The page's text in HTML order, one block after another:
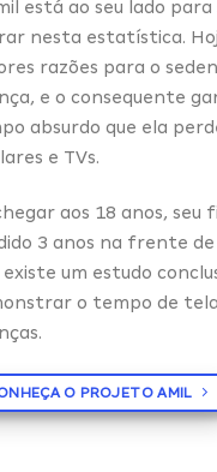
está ao seu lado
nesta estatística.
razões para o
e o consequente
absurdo que ela
e TVs.
aos 18 anos, seu
3 anos na frente
existe um estudo
o tempo de tela
O PROJETO AMIL